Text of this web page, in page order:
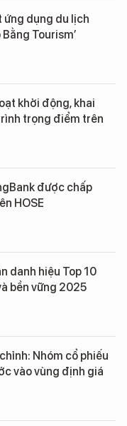
ứng dụng du lịch
Tourism’
khởi động, khai
trọng điểm trên
được chấp
HOSE
danh hiệu Top 10
bền vững 2025
Nhóm cổ phiếu
vào vùng định giá